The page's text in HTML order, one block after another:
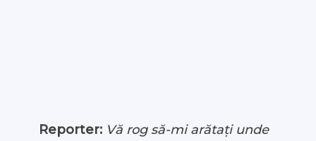
Reporter: Vă rog să-mi arătați unde